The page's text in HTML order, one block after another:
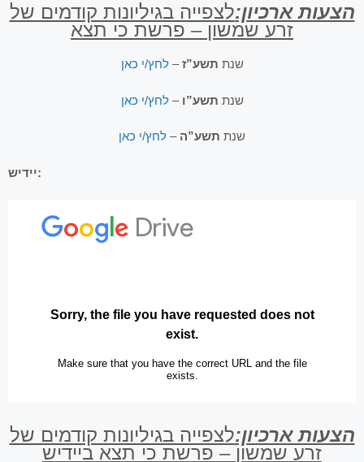
הצעות ארכיון:לצפייה בגיליונות קודמים של
זרע שמשון – פרשת כי תצא
שנת תשע”ז–לחץ/י כאן
שנת תשע”ו –לחץ/י כאן
שנת תשע”ה – לחץ/י כאן
יידיש:
הצעות ארכיון:לצפייה בגיליונות קודמים של
זרע שמשון – פרשת כי תצא ביידיש